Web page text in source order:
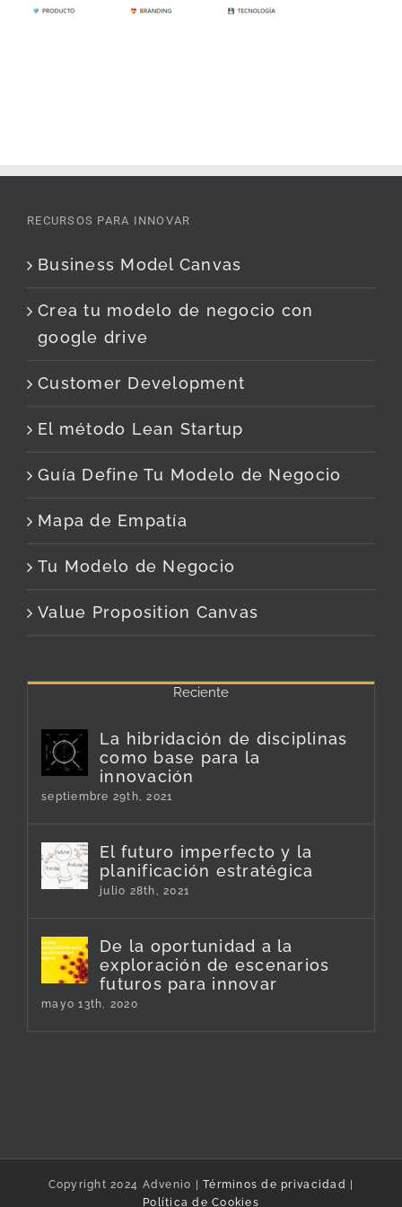
RECURSOS PARA INNOVAR
Business Model Canvas
Crea tu modelo de negocio con
google drive
Customer Development
El método Lean Startup
Guía Define Tu Modelo de Negocio
Mapa de Empatía
Tu Modelo de Negocio
Value Proposition Canvas
Reciente
La hibridación de disciplinas
como base para la
innovación
septiembre 29th, 2021
El futuro imperfecto y la
planificación estratégica
julio 28th, 2021
De la oportunidad a la
exploración de escenarios
futuros para innovar
mayo 13th, 2020
Copyright 2024 Advenio | Términos de privacidad
Política de Cookies